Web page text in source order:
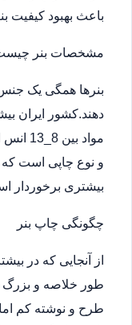
باعث بهبود کیفیت
مشخصات بنر
بنرها همگی یک جنس
دهند.کشور ایران
و نوع چاپی است که
بیشتری برخوردار
چگونگی چاپ بنر
از آنجایی که در
طور خلاصه و بزرگ
طرح و نوشته کم